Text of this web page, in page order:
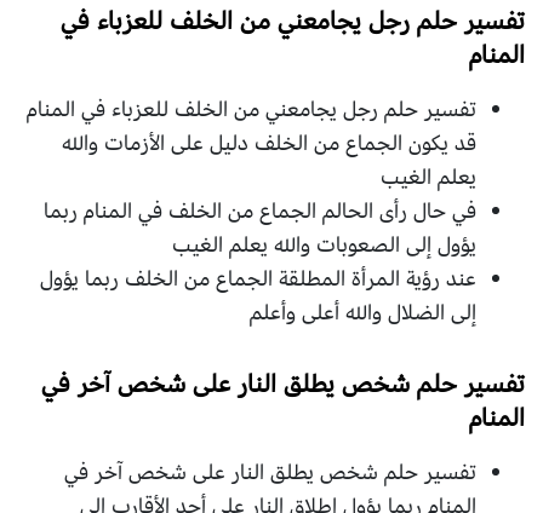
تفسير حلم رجل يجامعني من الخلف للعزباء في
المنام
تفسير حلم رجل يجامعني من الخلف للعزباء في المنام
قد يكون الجماع من الخلف دليل على الأزمات والله
يعلم الغيب
في حال رأى الحالم الجماع من الخلف في المنام ربما
يؤول إلى الصعوبات والله يعلم الغيب
عند رؤية المرأة المطلقة الجماع من الخلف ربما يؤول
إلى الضلال والله أعلى وأعلم
تفسير حلم شخص يطلق النار على شخص آخر في
المنام
تفسير حلم شخص يطلق النار على شخص آخر في
المنام ربما يؤول إطلاق النار على أحد الأقارب إلى